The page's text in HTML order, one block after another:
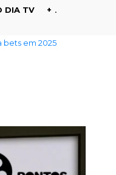
DIA TV +
bets em 2025